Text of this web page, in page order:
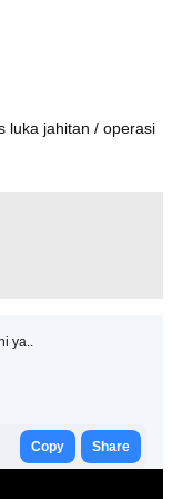
luka jahitan / operasi
ya..
Copy Share